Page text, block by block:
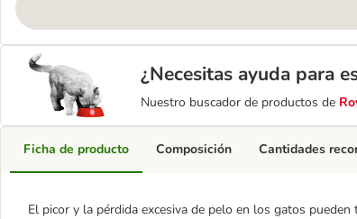
¿Necesitas ayuda para
Nuestro buscador de productos de
Ficha de producto
El picor y la pérdida excesiva de pelo en los gatos
Composición Cantidades